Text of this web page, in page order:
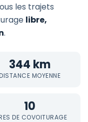
les trajets
libre,
.
344 km
MOYENNE
10
DE COVOITURAGE